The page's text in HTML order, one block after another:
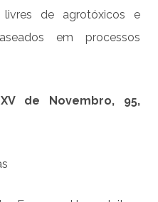
de agrotóxicos e
em processos
de Novembro, 95,